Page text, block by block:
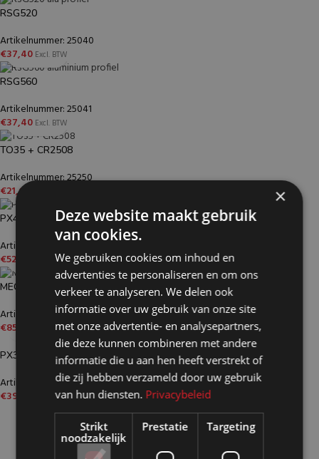
RSG520
Artikelnummer: 25040
€37,40 Excl. BTW
RSG560
Artikelnummer: 25041
€37,40 Excl. BTW
TO35 + CR2508
Artikelnummer: 25250
€21,65
PX4080
Artikelnummer: 24894
€52,50 Excl. BTW
MEGA O
Artikelnummer: 24583
€85,65 Excl. BTW
PX3160
Artikelnummer: 24873
€39,45 Excl. BTW
×
Deze website maakt gebruik
van cookies.
We gebruiken cookies om inhoud en
advertenties te personaliseren en om ons
verkeer te analyseren. We delen ook
informatie over uw gebruik van onze site
met onze advertentie- en analysepartners,
die deze kunnen combineren met andere
informatie die u aan hen heeft verstrekt of
die zij hebben verzameld door uw gebruik
van hun diensten. Privacybeleid
Strikt
noodzakelijk
Prestatie Targeting